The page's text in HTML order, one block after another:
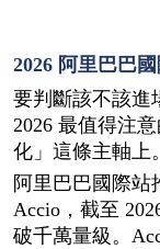
2026 阿里巴巴
要判斷該不該進
2026 最值得注
化」這條主軸上。
阿里巴巴國際
Accio，截至
破千萬量級。